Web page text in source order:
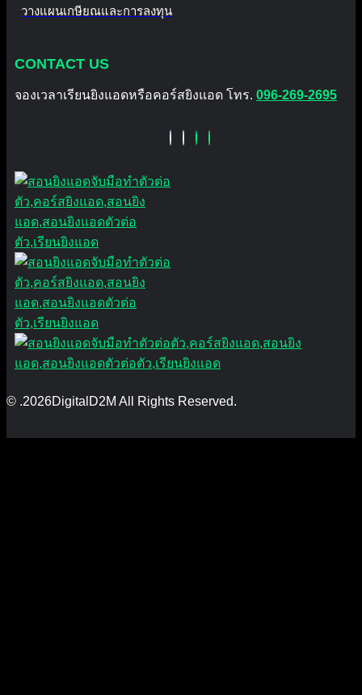
วางแผนเกษียณและการลงทุน
CONTACT US
จองเวลาเรียนยิงแอดหรือคอร์สยิงแอด โทร. 096-269-2695
© .2026DigitalD2M All Rights Reserved.